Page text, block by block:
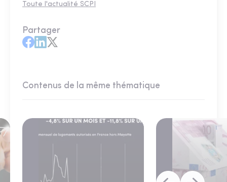
Toute l'actualité SCPI
Partager
Contenus de la même thématique